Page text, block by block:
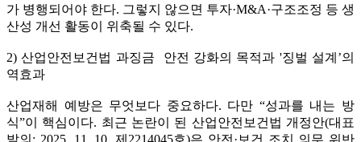
가 병행되어야 한다. 그렇지 않으면 투자·M&A·구조조정 등 생
산성 개선 활동이 위축될 수 있다.
2) 산업안전보건법 과징금 안전 강화의 목적과 '징벌 설계’의
역효과
산업재해 예방은 무엇보다 중요하다. 다만 “성과를 내는 방
식”이 핵심이다. 최근 논란이 된 산업안전보건법 개정안(대표
발의: 2025. 11. 10. 제2214045호)은 안전·보건 조치 의무 위반